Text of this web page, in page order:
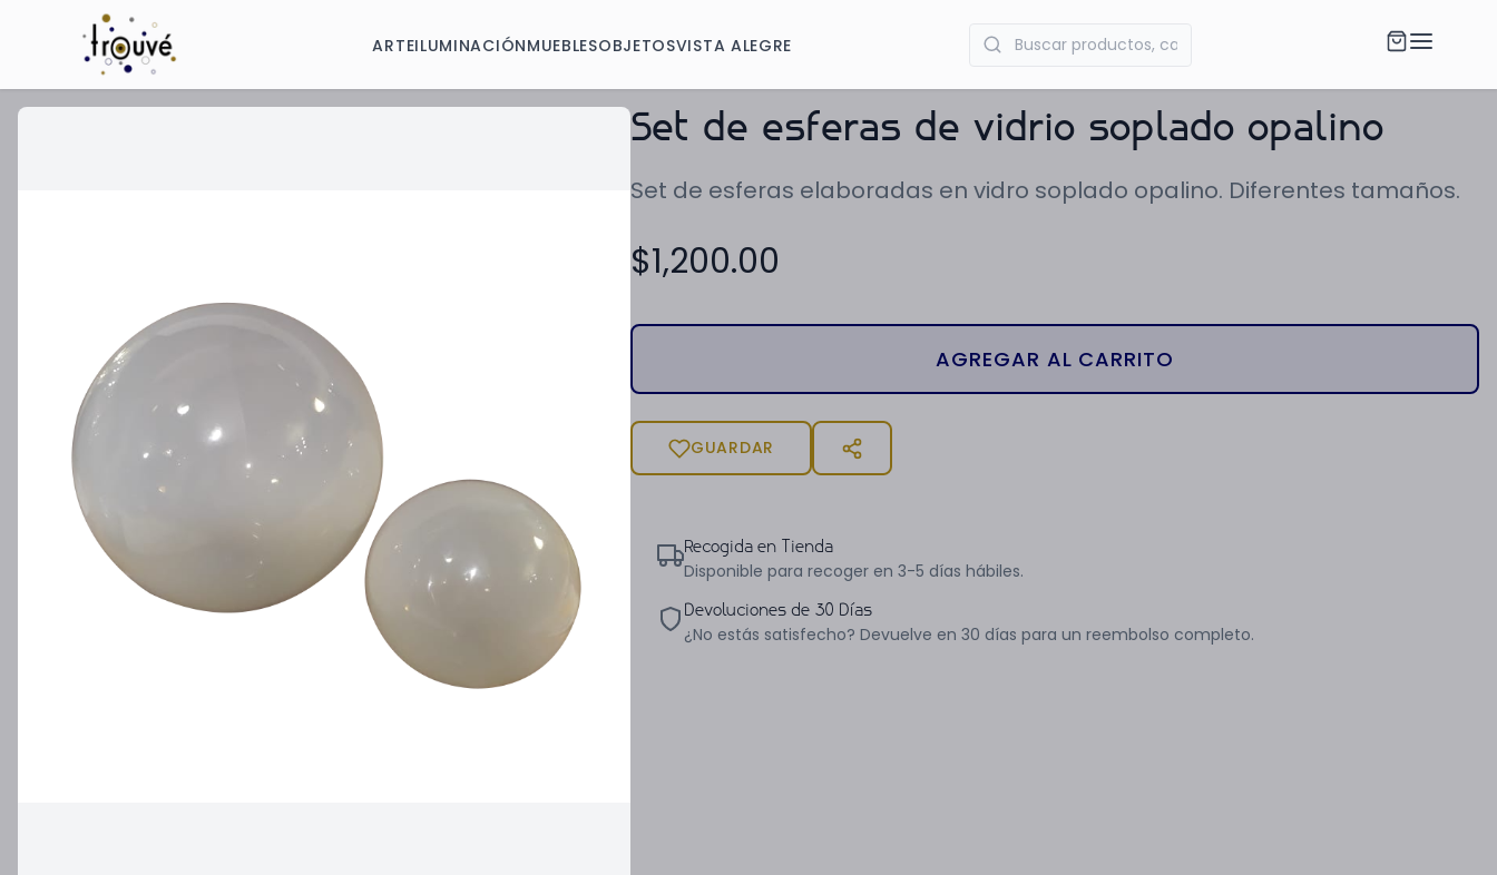
ARTEILUMINACIÓNMUEBLESOBJETOSVISTA ALEGRE
Set de esferas de vidrio soplado opalino
Set de esferas elaboradas en vidro soplado opalino. Diferentes tamaños.
$1,200.00
AGREGAR AL CARRITO
GUARDAR
Recogida en Tienda
Disponible para recoger en 3-5 días hábiles.
Devoluciones de 30 Días
¿No estás satisfecho? Devuelve en 30 días para un reembolso completo.